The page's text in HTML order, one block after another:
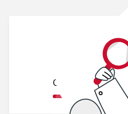
Обробляємо